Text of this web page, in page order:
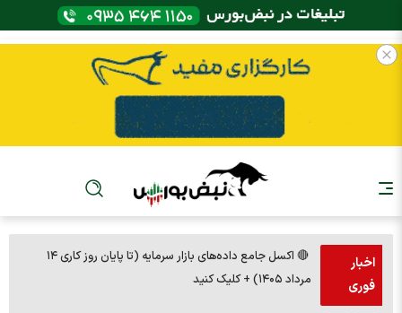
اخبار
فوری
🔴 اکسل جامع داده‌های بازار سرمایه (تا پایان روز کاری ۱۴
مرداد ۱۴۰۵) + کلیک کنید